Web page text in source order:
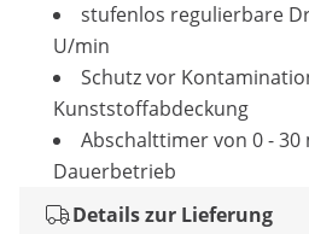
stufenlos regulierbare
U/min
Schutz vor
Kunststoffabdeckung
Abschalttimer von 0 -
Dauerbetrieb
Details zur Lieferung